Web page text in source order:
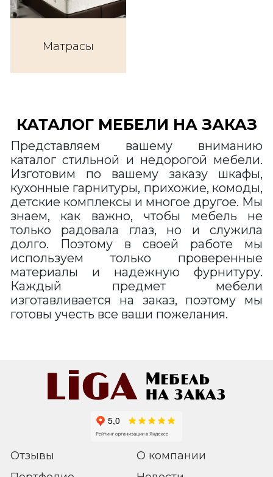
Матрасы
КАТАЛОГ МЕБЕЛИ НА ЗАКАЗ
Представляем вашему вниманию
каталог стильной и недорогой мебели.
Изготовим по вашему заказу шкафы,
кухонные гарнитуры, прихожие, комоды,
детские комплексы и многое другое. Мы
знаем, как важно, чтобы мебель не
только радовала глаз, но и служила
долго. Поэтому в своей работе мы
используем только проверенные
материалы и надежную фурнитуру.
Каждый предмет мебели
изготавливается на заказ, поэтому мы
готовы учесть все ваши пожелания.
Отзывы
О компании